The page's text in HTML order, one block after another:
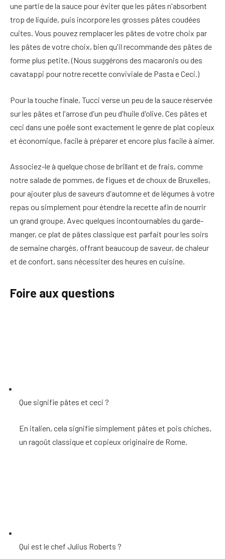
une partie de la sauce pour éviter que les pâtes n'absorbent
trop de liquide, puis incorpore les grosses pâtes coudées
cuites. Vous pouvez remplacer les pâtes de votre choix par
les pâtes de votre choix, bien qu'il recommande des pâtes de
forme plus petite. (Nous suggérons des macaronis ou des
cavatappi pour notre recette conviviale de Pasta e Ceci.)
Pour la touche finale, Tucci verse un peu de la sauce réservée
sur les pâtes et l'arrose d'un peu d'huile d'olive. Ces pâtes et
ceci dans une poêle sont exactement le genre de plat copieux
et économique, facile à préparer et encore plus facile à aimer.
Associez-le à quelque chose de brillant et de frais, comme
notre salade de pommes, de figues et de choux de Bruxelles,
pour ajouter plus de saveurs d'automne et de légumes à votre
repas ou simplement pour étendre la recette afin de nourrir
un grand groupe. Avec quelques incontournables du garde-
manger, ce plat de pâtes classique est parfait pour les soirs
de semaine chargés, offrant beaucoup de saveur, de chaleur
et de confort, sans nécessiter des heures en cuisine.
Foire aux questions
Que signifie pâtes et ceci ?
En italien, cela signifie simplement pâtes et pois chiches,
un ragoût classique et copieux originaire de Rome.
Qui est le chef Julius Roberts ?